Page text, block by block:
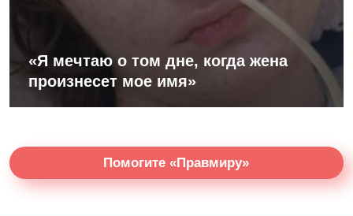
«Я мечтаю о том дне, когда жена
произнесет мое имя»
Помогите «Правмиру»